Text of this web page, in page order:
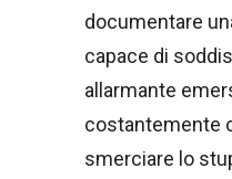
documentare
capace di
allarmante
costantemente
smerciare lo